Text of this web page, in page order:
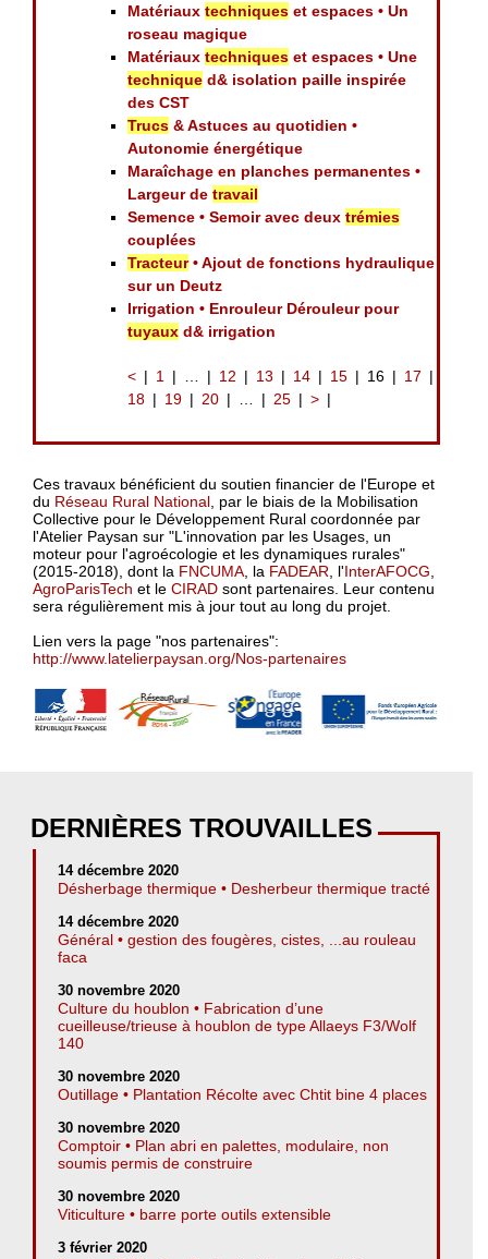
Matériauxtechniques et espaces • Un
roseau magique
Matériauxtechniques et espaces • Une
technique d& isolation paille inspirée
des CST
Trucs & Astuces au quotidien •
Autonomie énergétique
Maraîchage en planches permanentes •
Largeur detravail
Semence • Semoir avec deuxtrémies
couplées
Tracteur• Ajout de fonctions hydraulique
sur un Deutz
Irrigation • Enrouleur Dérouleur pour
tuyaux d& irrigation
< 1 … 12 13 14 15 16
17
18
19 20 … 25 >
Ces travaux bénéficient du soutien financier de l'Europe et
du Réseau Rural National, par le biais de la Mobilisation
Collective pour le Développement Rural coordonnée par
l'Atelier Paysan sur "L'innovation par les Usages, un
moteur pour l'agroécologie et les dynamiques rurales"
(2015-2018), dont la FNCUMA, la FADEAR, l'InterAFOCG,
AgroParisTech et le CIRAD sont partenaires. Leur contenu
sera régulièrement mis à jour tout au long du projet.
Lien vers la page "nos partenaires":
http://www.latelierpaysan.org/Nos-partenaires
DERNIÈRES TROUVAILLES
14 décembre 2020
Désherbage thermique • Desherbeur thermique tracté
14 décembre 2020
Général • gestion des fougères, cistes, ...au rouleau
faca
30 novembre 2020
Culture du houblon • Fabrication d’une
cueilleuse/trieuse à houblon de type Allaeys F3/Wolf
140
30 novembre 2020
Outillage • Plantation Récolte avec Chtit bine 4 places
30 novembre 2020
Comptoir • Plan abri en palettes, modulaire, non
soumis permis de construire
30 novembre 2020
Viticulture • barre porte outils extensible
3 février 2020